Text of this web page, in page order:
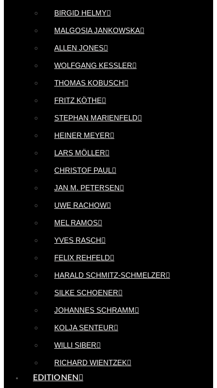
BIRGID HELMY
MALGOSIA JANKOWSKA
ALLEN JONES
WOLFGANG KESSLER
THOMAS KOBUSCH
FRITZ KÖTHE
STEPHAN MARIENFELD
HEINER MEYER
LARS MÖLLER
CHRISTOF PAUL
JAN M. PETERSEN
UWE RACHOW
MEL RAMOS
YVES RASCH
FELIX REHFELD
HARALD SCHMITZ-SCHMELZER
SILKE SCHOENER
JOHANNES SCHRAMM
KOLJA SENTEUR
WILLI SIBER
RICHARD WIENTZEK
EDITIONEN